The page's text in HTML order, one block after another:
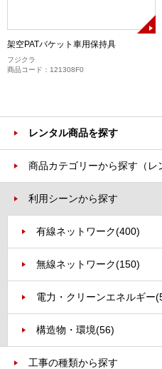
架空PATバケット車用保持具
フジクラ
商品コード：121308F0
レンタル商品を探す
商品カテゴリーから探す（レ
利用シーンから探す
有線ネットワーク(400)
無線ネットワーク(150)
電力・クリーンエネルギー
構造物・環境(56)
工事の種類から探す